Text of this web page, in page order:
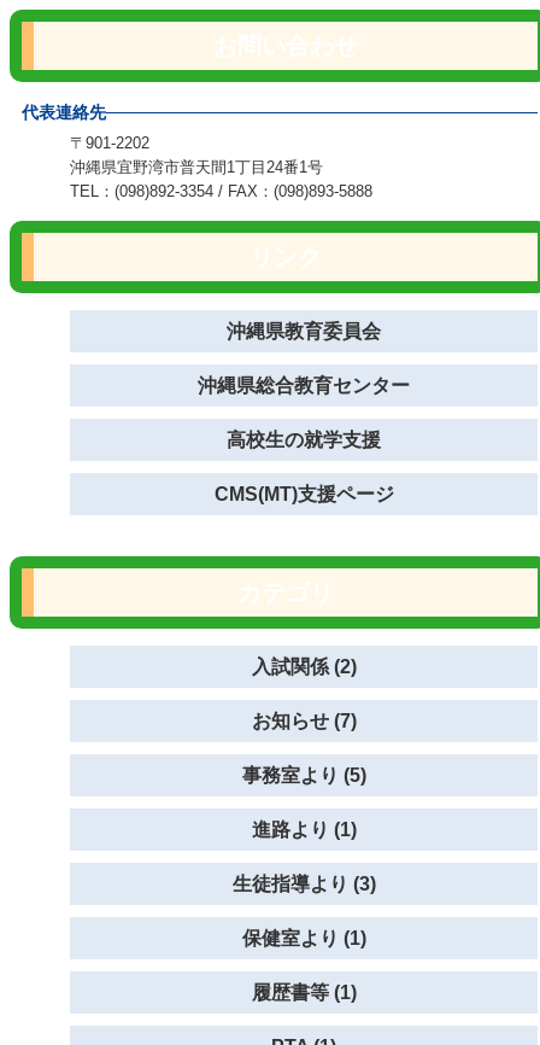
代表連絡先
〒901-2202
沖縄県宜野湾市普天間1丁目24番1号
TEL：(098)892-3354 / FAX：(098)893-5888
沖縄県教育委員会
沖縄県総合教育センター
高校生の就学支援
CMS(MT)支援ページ
入試関係 (2)
お知らせ (7)
事務室より (5)
進路より (1)
生徒指導より (3)
保健室より (1)
履歴書等 (1)